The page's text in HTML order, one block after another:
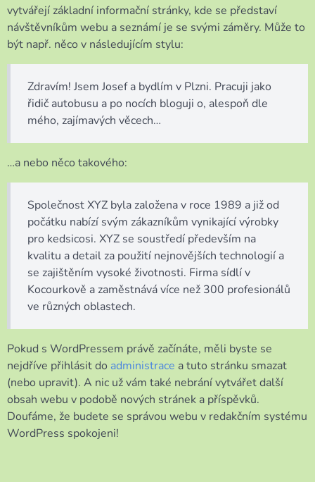
vytvářejí základní informační stránky, kde se představí
návštěvníkům webu a seznámí je se svými záměry. Může to
být např. něco v následujícím stylu:
Zdravím! Jsem Josef a bydlím v Plzni. Pracuji jako
řidič autobusu a po nocích bloguji o, alespoň dle
mého, zajímavých věcech…
…a nebo něco takového:
Společnost XYZ byla založena v roce 1989 a již od
počátku nabízí svým zákazníkům vynikající výrobky
pro kedsicosi. XYZ se soustředí především na
kvalitu a detail za použití nejnovějších technologií a
se zajištěním vysoké životnosti. Firma sídlí v
Kocourkově a zaměstnává více než 300 profesionálů
ve různých oblastech.
Pokud s WordPressem právě začínáte, měli byste se
nejdříve přihlásit do administrace a tuto stránku smazat
(nebo upravit). A nic už vám také nebrání vytvářet další
obsah webu v podobě nových stránek a příspěvků.
Doufáme, že budete se správou webu v redakčním systému
WordPress spokojeni!